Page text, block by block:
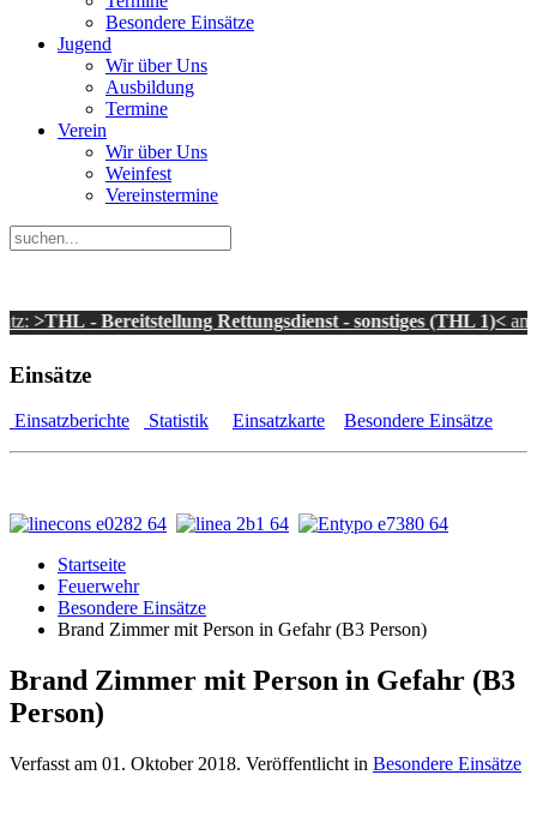
Besondere Einsätze
Jugend
Wir über Uns
Ausbildung
Termine
Verein
Wir über Uns
Weinfest
Vereinstermine
- Bereitstellung Rettungsdienst - sonstiges (THL 1)<am
Einsätze
Einsatzberichte Statistik Einsatzkarte Besondere Einsätze
Startseite
Feuerwehr
Besondere Einsätze
Brand Zimmer mit Person in Gefahr (B3 Person)
Brand Zimmer mit Person in Gefahr (B3
Person)
Verfasst am 01. Oktober 2018. Veröffentlicht in Besondere Einsätze